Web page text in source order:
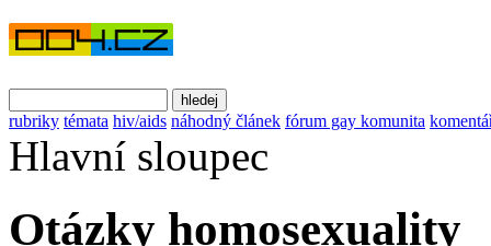
rubriky témata hiv/aids náhodný článek fórum gay komunita
Hlavní sloupec
Otázky homosexuality